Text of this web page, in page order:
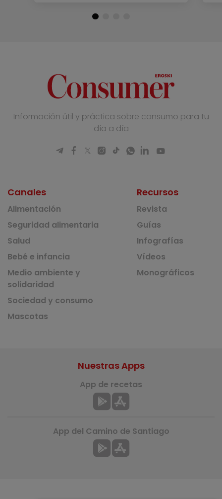
Información útil y práctica sobre consumo para tu
día a día
Canales
Alimentación
Seguridad alimentaria
Salud
Bebé e infancia
Medio ambiente y
solidaridad
Sociedad y consumo
Mascotas
Recursos
Revista
Guías
Infografías
Vídeos
Monográficos
Nuestras Apps
App de recetas
App del Camino de Santiago